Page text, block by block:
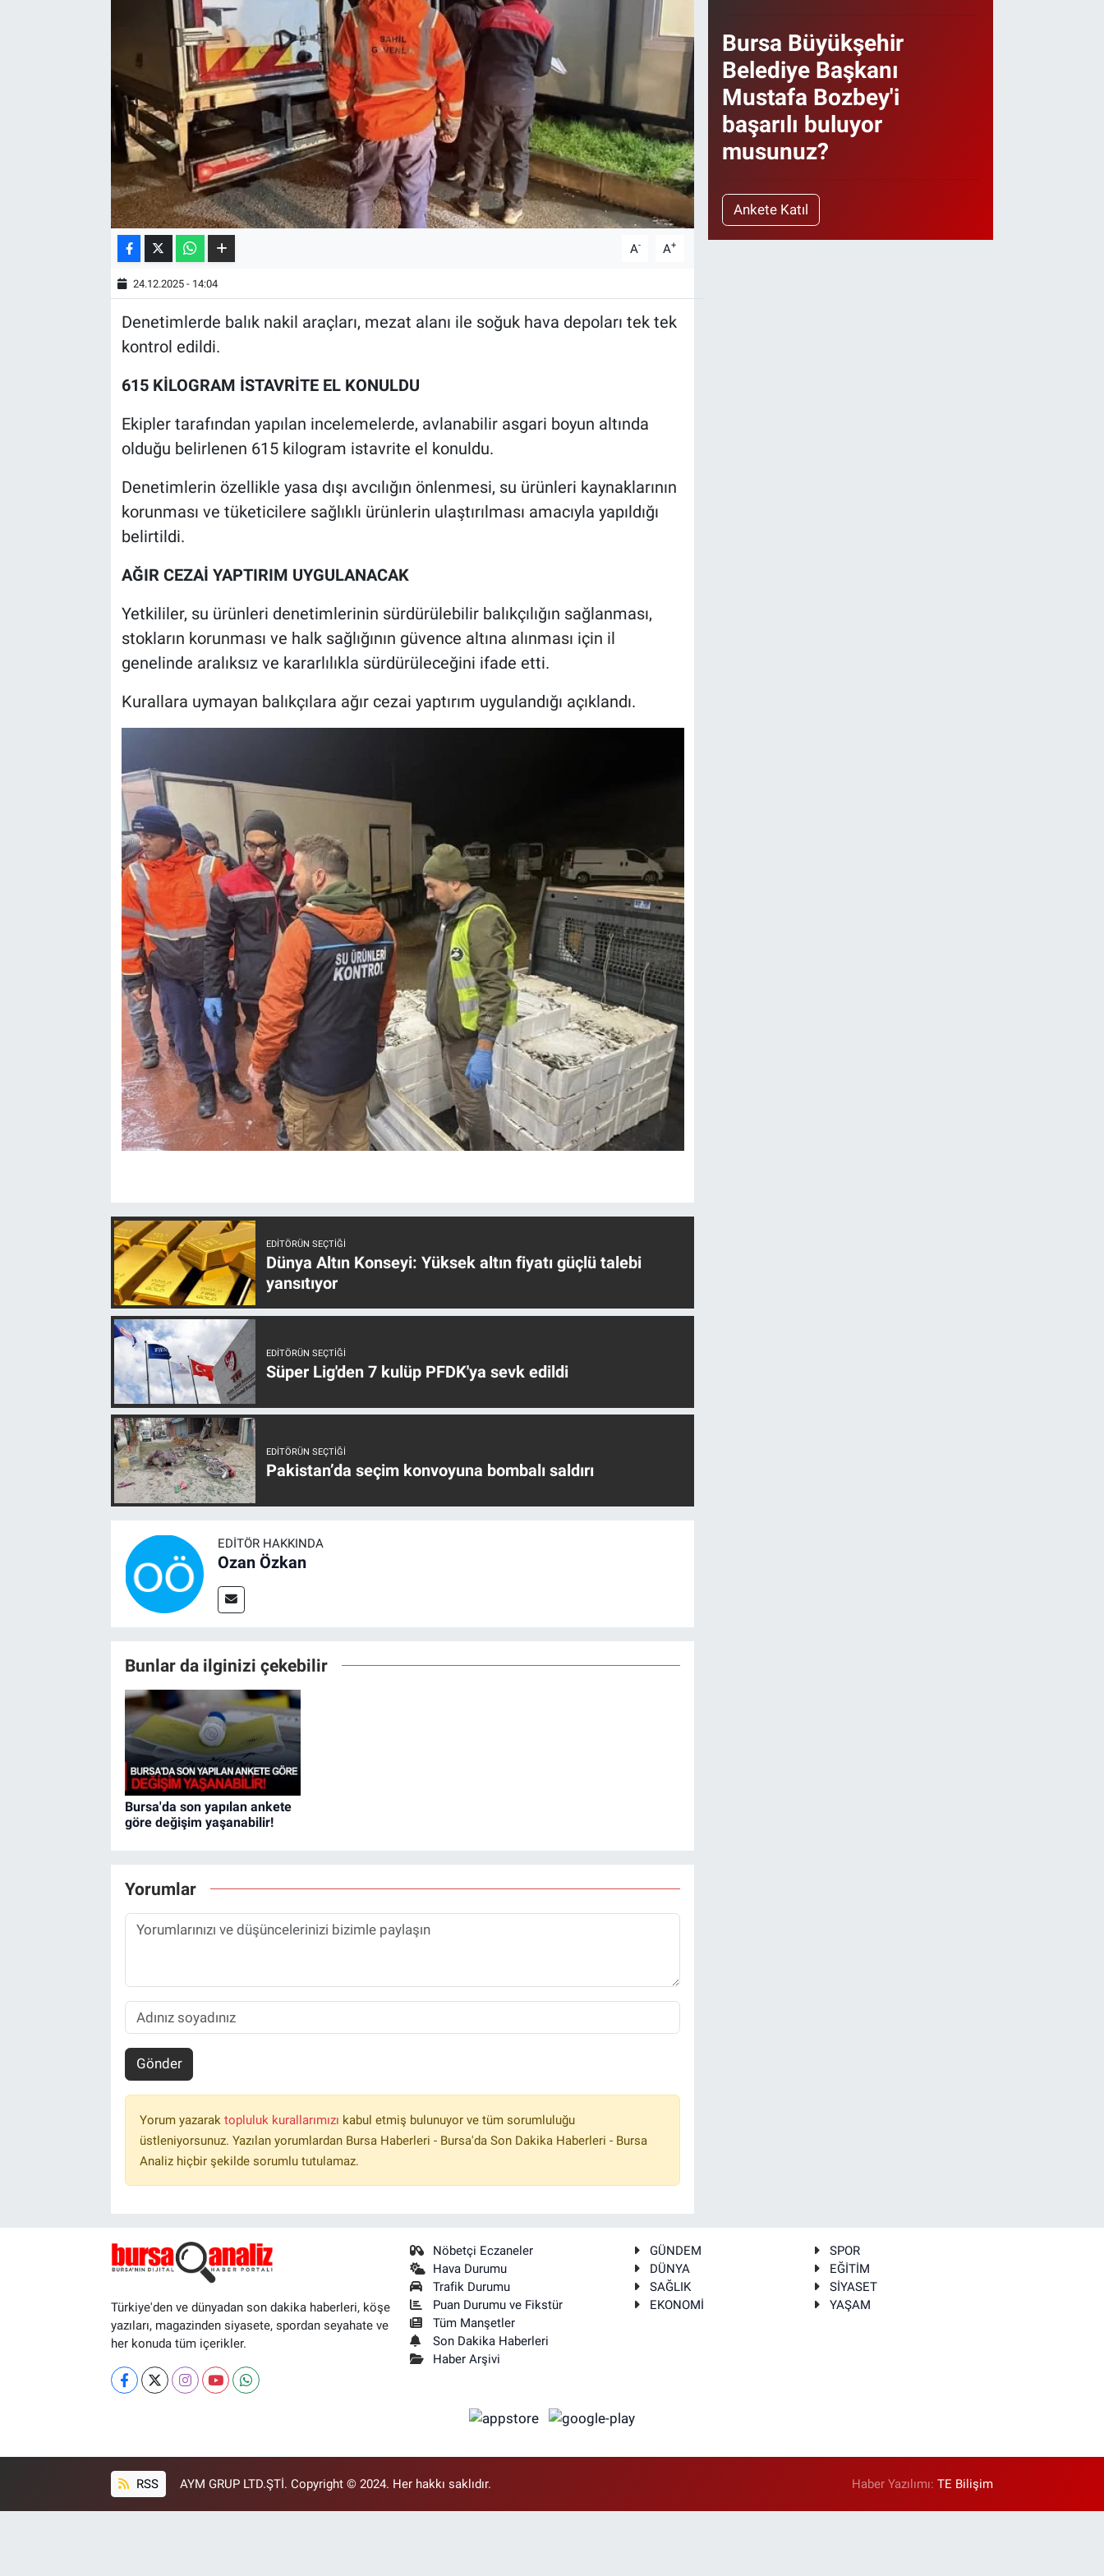
A- A+
24.12.2025 - 14:04
Denetimlerde balık nakil araçları, mezat alanı ile soğuk hava depoları tek tek
kontrol edildi.
615 KİLOGRAM İSTAVRİTE EL KONULDU
Ekipler tarafından yapılan incelemelerde, avlanabilir asgari boyun altında
olduğu belirlenen 615 kilogram istavrite el konuldu.
Denetimlerin özellikle yasa dışı avcılığın önlenmesi, su ürünleri kaynaklarının
korunması ve tüketicilere sağlıklı ürünlerin ulaştırılması amacıyla yapıldığı
belirtildi.
AĞIR CEZAİ YAPTIRIM UYGULANACAK
Yetkililer, su ürünleri denetimlerinin sürdürülebilir balıkçılığın sağlanması,
stokların korunması ve halk sağlığının güvence altına alınması için il
genelinde aralıksız ve kararlılıkla sürdürüleceğini ifade etti.
Kurallara uymayan balıkçılara ağır cezai yaptırım uygulandığı açıklandı.
EDITÖRÜN SEÇTIĞI
Dünya Altın Konseyi: Yüksek altın fiyatı güçlü talebi
yansıtıyor
EDITÖRÜN SEÇTIĞI
Süper Lig'den 7 kulüp PFDK'ya sevk edildi
EDITÖRÜN SEÇTIĞI
Pakistan’da seçim konvoyuna bombalı saldırı
EDITÖR HAKKINDA
Ozan Özkan
Bunlar da ilginizi çekebilir
Bursa'da son yapılan ankete
göre değişim yaşanabilir!
Yorumlar
Gönder
Yorum yazarak topluluk kurallarımızı kabul etmiş bulunuyor ve tüm sorumluluğu
üstleniyorsunuz. Yazılan yorumlardan Bursa Haberleri - Bursa'da Son Dakika Haberleri - Bursa
Analiz hiçbir şekilde sorumlu tutulamaz.
Bursa Büyükşehir
Belediye Başkanı
Mustafa Bozbey'i
başarılı buluyor
musunuz?
Ankete Katıl
Türkiye'den ve dünyadan son dakika haberleri, köşe
yazıları, magazinden siyasete, spordan seyahate ve
her konuda tüm içerikler.
Nöbetçi Eczaneler
Hava Durumu
Trafik Durumu
Puan Durumu ve Fikstür
Tüm Manşetler
Son Dakika Haberleri
Haber Arşivi
GÜNDEM
SPOR
DÜNYA
EĞİTİM
SAĞLIK
SİYASET
EKONOMİ
YAŞAM
RSS AYM GRUP LTD.ŞTİ. Copyright © 2024. Her hakkı saklıdır. Haber Yazılımı:TE Bilişim